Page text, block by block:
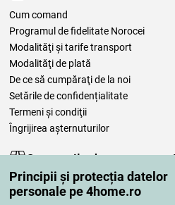
Principii și protecția datelor
personale pe 4home.ro
Cum comand
Programul de fidelitate Norocei
Modalităţi şi tarife transport
Modalităţi de plată
De ce să cumpăraţi de la noi
Setările de confidențialitate
Termeni şi condiţii
Îngrijirea așternuturilor
Comenzile
Contul meu
Revizuirea comenzilor